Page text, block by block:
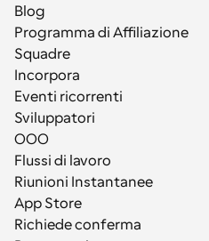
Blog
Programma di Affiliazione
Squadre
Incorpora
Eventi ricorrenti
Sviluppatori
OOO
Flussi di lavoro
Riunioni Instantanee
App Store
Richiede conferma